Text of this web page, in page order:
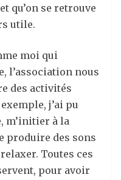
qu’on se retrouve
utile.
moi qui
l’association nous
des activités
j’ai pu
m’initier à la
produire des sons
Toutes ces
pour avoir